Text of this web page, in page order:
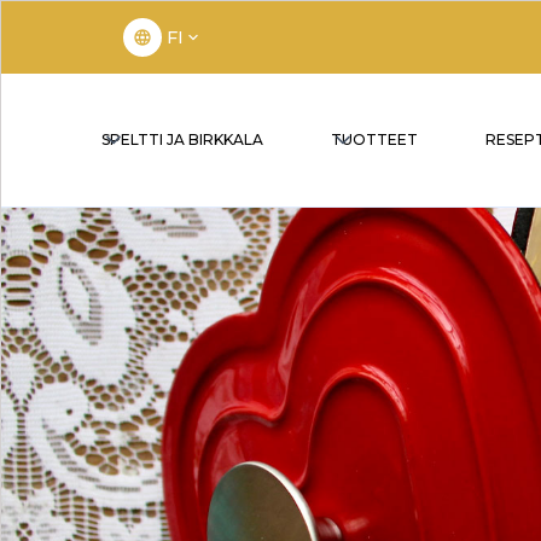
FI
SPELTTI JA BIRKKALA TUOTTEET